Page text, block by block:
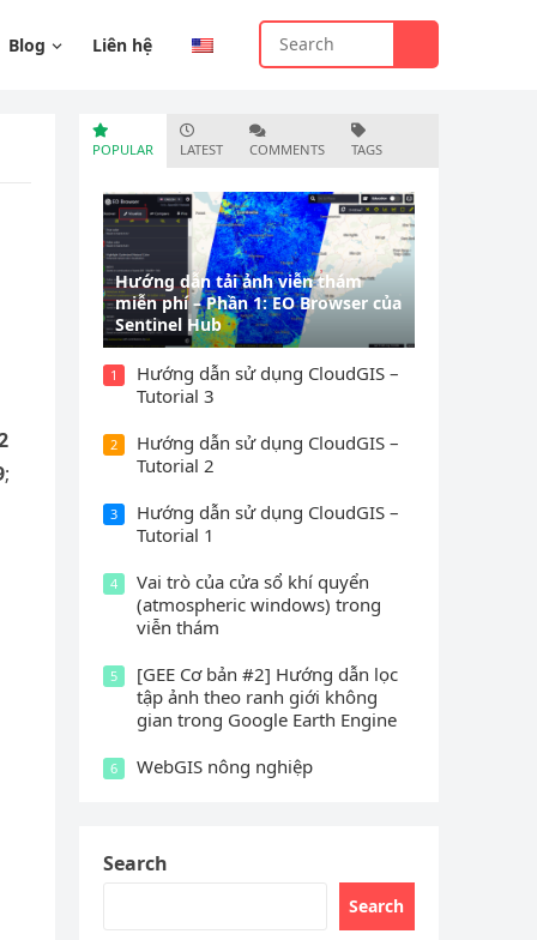
Blog Liên hệ
;
POPULAR LATEST COMMENTS TAGS
Hướng dẫn tải ảnh viễn thám
miễn phí – Phần 1: EO Browser của
Sentinel Hub
1
Hướng dẫn sử dụng CloudGIS –
Tutorial 3
2
Hướng dẫn sử dụng CloudGIS –
Tutorial 2
3
Hướng dẫn sử dụng CloudGIS –
Tutorial 1
4
Vai trò của cửa sổ khí quyển
(atmospheric windows) trong
viễn thám
5
[GEE Cơ bản #2] Hướng dẫn lọc
tập ảnh theo ranh giới không
gian trong Google Earth Engine
6 WebGIS nông nghiệp
Search
Search